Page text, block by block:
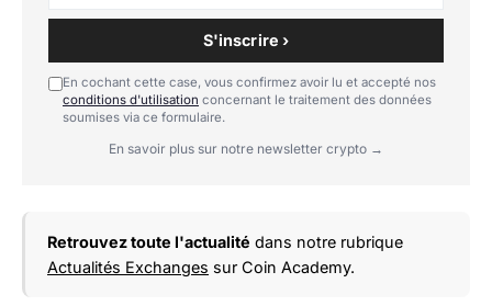
S'inscrire ›
En cochant cette case, vous confirmez avoir lu et accepté nos
conditions d'utilisation concernant le traitement des données
soumises via ce formulaire.
En savoir plus sur notre newsletter crypto →
Retrouvez toute l'actualité dans notre rubrique
Actualités Exchanges sur Coin Academy.